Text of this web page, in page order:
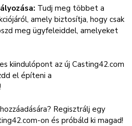
Tudj meg többet a
amely biztosítja, hogy csak
meg ügyfeleiddel, amelyeket
kiindulópont az új Casting42.com
el építeni a
Regisztrálj egy
on és próbáld ki magad!